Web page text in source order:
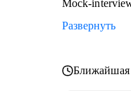
Mock-
Развернуть
Ближайшая